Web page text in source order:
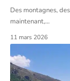
Des montagnes,
maintenant,…
11 mars 2026